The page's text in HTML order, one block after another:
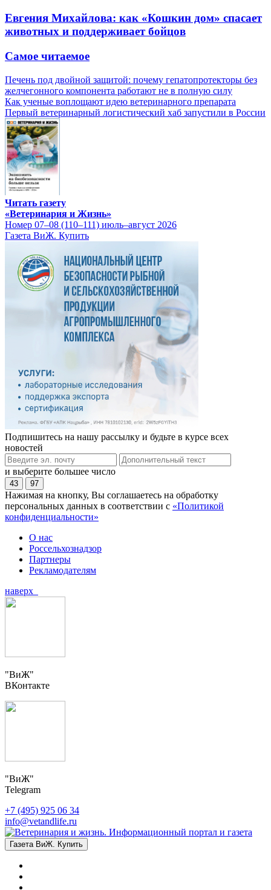
Евгения Михайлова: как «Кошкин дом» спасает
животных и поддерживает бойцов
Самое читаемое
Печень под двойной защитой: почему гепатопротекторы без
желчегонного компонента работают не в полную силу
Как ученые воплощают идею ветеринарного препарата
Первый ветеринарный логистический хаб запустили в России
Читать газету
«Ветеринария и Жизнь»
Номер 07–08 (110–111) июль–август 2026
Газета ВиЖ. Купить
Подпишитесь на нашу рассылку и будьте в курсе всех
новостей
и выберите большее число
43 97
Нажимая на кнопку, Вы соглашаетесь на обработку
персональных данных в соответствии с «Политикой
конфиденциальности»
О нас
Россельхознадзор
Партнеры
Рекламодателям
наверх
"ВиЖ"
ВКонтакте
"ВиЖ"
Telegram
+7 (495) 925 06 34
info@vetandlife.ru
Газета ВиЖ. Купить